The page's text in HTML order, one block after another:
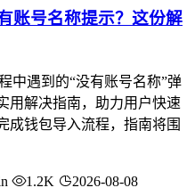
账号名称提示？这份解
中遇到的“没有账号名称”弹
用解决指南，助力用户快速
成钱包导入流程，指南将围
1.2K 2026-08-08